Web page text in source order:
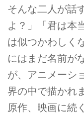
そんな二人が話
よ？」「君は本
は似つかわしく
にはまだ名前が
が、アニメーシ
界の中で描かれ
原作、映画に続